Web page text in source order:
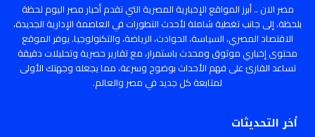
مصر الان .. أبرز المواقع الإخبارية المصرية التي تقدم أخبار مصر اليوم لحظة
بلحظة، إلى جانب تغطية شاملة لأحدث التطورات في العاصمة الإدارية الجديدة،
الاقتصاد المصري، السياسة، الحوادث، الرياضة، والتكنولوجيا. يوفر الموقع
محتوى إخباري موثوق ومحدث باستمرار، مع تقارير حصرية وتحليلات دقيقة
تساعد القارئ على فهم الأحداث بوضوح وسرعة، مما يجعله وجهتك الأولى
لمتابعة كل جديد في مصر والعالم.
أخر التحديثات